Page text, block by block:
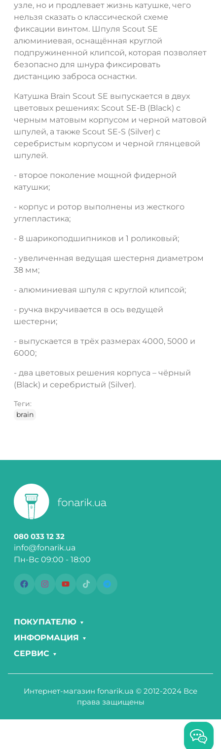
узле, но и продлевает жизнь катушке, чего
нельзя сказать о классической схеме
фиксации винтом. Шпуля Scout SE
алюминиевая, оснащённая круглой
подпружиненной клипсой, которая позволяет
безопасно для шнура фиксировать
дистанцию заброса оснастки.
Катушка Brain Scout SE выпускается в двух
цветовых решениях: Scout SE-B (Black) с
черным матовым корпусом и черной матовой
шпулей, а также Scout SE-S (Silver) с
серебристым корпусом и черной глянцевой
шпулей.
- второе поколение мощной фидерной
катушки;
- корпус и ротор выполнены из жесткого
углепластика;
- 8 шарикоподшипников и 1 роликовый;
- увеличенная ведущая шестерня диаметром
38 мм;
- алюминиевая шпуля с круглой клипсой;
- ручка вкручивается в ось ведущей
шестерни;
- выпускается в трёх размерах 4000, 5000 и
6000;
- два цветовых решения корпуса – чёрный
(Black) и серебристый (Silver).
Теги:
brain
080 033 12 32
info@fonarik.ua
Пн-Вс 09:00 - 18:00
ПОКУПАТЕЛЮ
ИНФОРМАЦИЯ
СЕРВИС
Интернет-магазин fonarik.ua © 2012-2024 Все
права защищены